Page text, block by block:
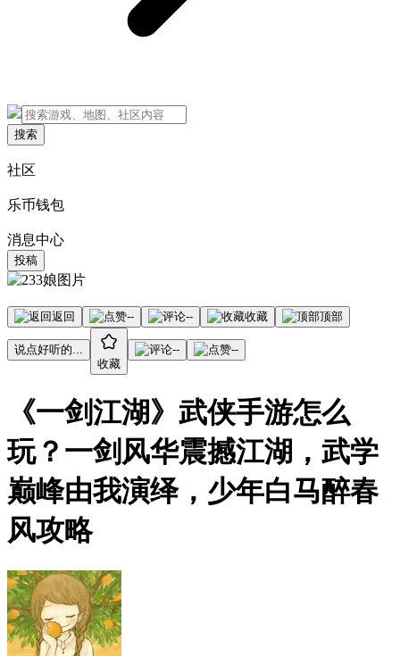
搜索
社区
乐币钱包
消息中心
投稿
返回 -- -- 收藏 顶部
说点好听的...
收藏
-- --
《一剑江湖》武侠手游怎么
玩？一剑风华震撼江湖，武学
巅峰由我演绎，少年白马醉春
风攻略